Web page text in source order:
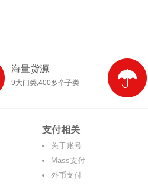
海量货源
9大门类,400多个子类
支付相关
关于账号
Mass支付
外币支付